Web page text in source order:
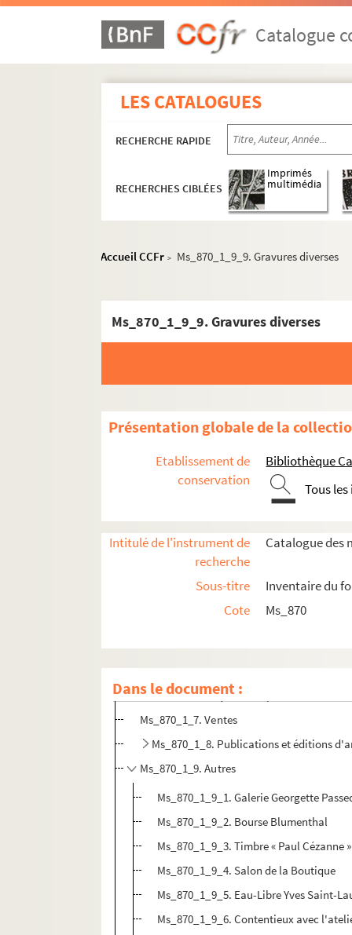
Catalogue
LES CATALOGUES
RECHERCHE RAPIDE
RECHERCHES CIBLÉES
Imprimés
multimédia
Accueil CCFr > Ms_870_1_9_9. Gravures diverses
Ms_870_1_9_9. Gravures diverses
Présentation globale de la
Etablissement de
conservation
Bibliothèque
Tous
Intitulé de l'instrument de
recherche
Catalogue des
Sous-titre
Inventaire du
Cote
Ms_870
Dans le document :
Ms_870_1. Peintures
Ms_870_1_4. Livres d'or des expositions
Ms_870_1_5. Commandes publiques et
Ms_870_1_6. Acquisitions par l'Etat
Ms_870_1_7. Ventes
Ms_870_1_8. Publications et éditions
Ms_870_1_9. Autres
Ms_870_1_9_1. Galerie Georgette
Ms_870_1_9_2. Bourse Blumenthal
Ms_870_1_9_3. Timbre « Paul Cézanne »
Ms_870_1_9_4. Salon de la Boutique
Ms_870_1_9_5. Eau-Libre Yves Saint-
Ms_870_1_9_6. Contentieux avec